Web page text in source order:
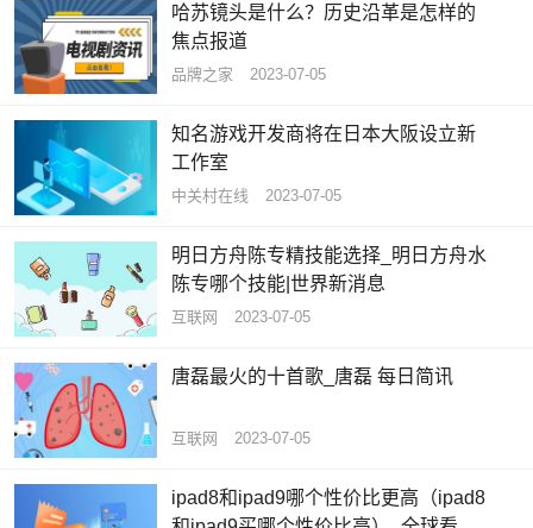
哈苏镜头是什么？历史沿革是怎样的
焦点报道
品牌之家 2023-07-05
知名游戏开发商将在日本大阪设立新
工作室
中关村在线 2023-07-05
明日方舟陈专精技能选择_明日方舟水
陈专哪个技能|世界新消息
互联网 2023-07-05
唐磊最火的十首歌_唐磊 每日简讯
互联网 2023-07-05
ipad8和ipad9哪个性价比更高（ipad8